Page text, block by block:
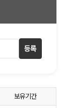
등록
보유기간